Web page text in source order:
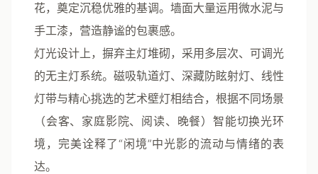
花，奠定沉稳优雅的基调。墙面大量运用微水泥与
手工漆，营造静谧的包裹感。
灯光设计上，摒弃主灯堆砌，采用多层次、可调光
的无主灯系统。磁吸轨道灯、深藏防眩射灯、线性
灯带与精心挑选的艺术壁灯相结合，根据不同场景
（会客、家庭影院、阅读、晚餐）智能切换光环
境，完美诠释了“闲境”中光影的流动与情绪的表
达。